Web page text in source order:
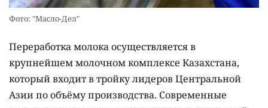
Фото: "Масло-Дел"
Переработка молока осуществляется в
крупнейшем молочном комплексе Казахстана,
который входит в тройку лидеров Центральной
Азии по объёму производства. Современные